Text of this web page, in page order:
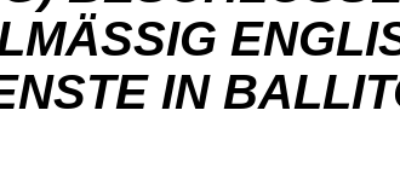
IN BALLITO